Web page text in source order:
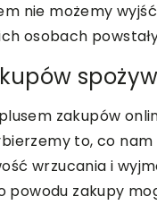
nie możemy
osobach
zakupów
to, co
wrzucania i
powodu zakupy